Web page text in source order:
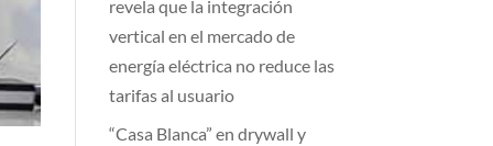
revela que la integración
vertical en el mercado de
energía eléctrica no reduce las
tarifas al usuario
“Casa Blanca” en drywall y